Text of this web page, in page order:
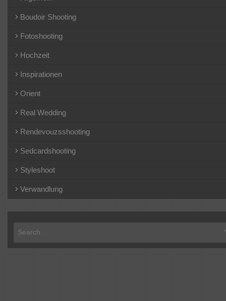
Boudoir Shooting
Fotoshooting
Hochzeit
Inspirationen
Orient
Real Wedding
Rendevouzsshooting
Sedcardshooting
Styleshoot
Verwandlung